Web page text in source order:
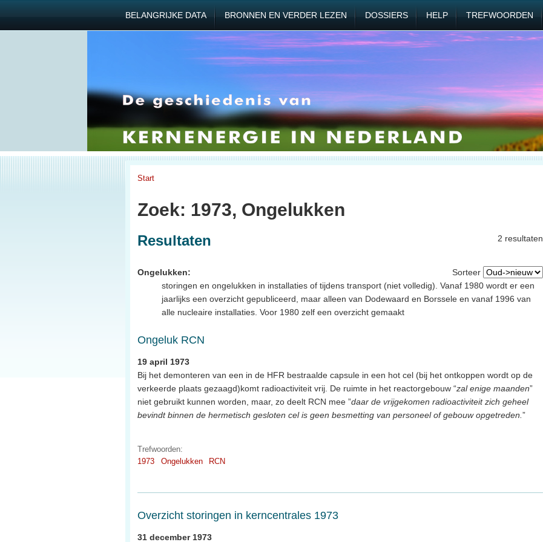
BELANGRIJKE DATA BRONNEN EN VERDER LEZEN DOSSIERS HELP TREFWOORDEN
Start
Zoek: 1973, Ongelukken
2 resultaten
Resultaten
Sorteer
Ongelukken:
storingen en ongelukken in installaties of tijdens transport (niet volledig). Vanaf 1980 wordt er een
jaarlijks een overzicht gepubliceerd, maar alleen van Dodewaard en Borssele en vanaf 1996 van
alle nucleaire installaties. Voor 1980 zelf een overzicht gemaakt
Ongeluk RCN
19 april 1973
Bij het demonteren van een in de HFR bestraalde capsule in een hot cel (bij het ontkoppen wordt op de
verkeerde plaats gezaagd)komt radioactiviteit vrij. De ruimte in het reactorgebouw “zal enige maanden”
niet gebruikt kunnen worden, maar, zo deelt RCN mee ”daar de vrijgekomen radioactiviteit zich geheel
bevindt binnen de hermetisch gesloten cel is geen besmetting van personeel of gebouw opgetreden. ”
Trefwoorden:
1973
Ongelukken RCN
Overzicht storingen in kerncentrales 1973
31 december 1973